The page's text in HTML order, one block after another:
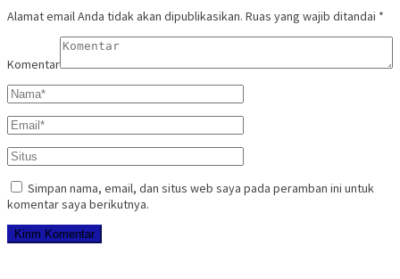
Alamat email Anda tidak akan dipublikasikan. Ruas yang wajib ditandai *
Komentar
Simpan nama, email, dan situs web saya pada peramban ini untuk
komentar saya berikutnya.